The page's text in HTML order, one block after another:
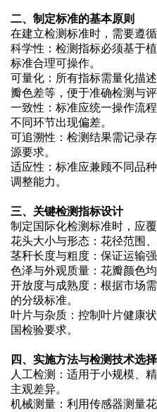
二、制定标准的基本原则
在建立检测标准时，需要遵循
科学性：检测指标必须基于
标准合理可操作。
可量化：所有指标需量化描
瓣色差等，便于准确检测与评
一致性：标准应统一操作流
不同环节出现偏差。
可追溯性：检测结果需记录
源要求。
适应性：标准应兼顾不同品
调整能力。
三、关键检测指标设计
制定国际化检测标准时，应
花头大小与形态：花径范围
茎秆长度与粗度：保证运输强
色泽与外观质量：花瓣颜色
开放度与成熟度：根据市场
的分级标准。
叶片与杂质：控制叶片健康
国检验要求。
四、实施方法与检测技术选择
人工检测：适用于小规模、
主观差异。
机械测量：利用传感器测量